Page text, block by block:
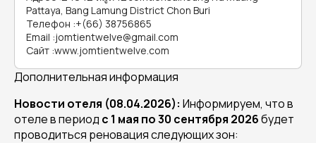
Pattaya, Bang Lamung District Chon Buri
Телефон :+(66) 38756865
Email :jomtientwelve@gmail.com
Сайт :www.jomtientwelve.com
Дополнительная информация
Новости отеля (08.04.2026): Информируем, что в
отеле в период с 1 мая по 30 сентября 2026будет
проводиться реновация следующих зон: